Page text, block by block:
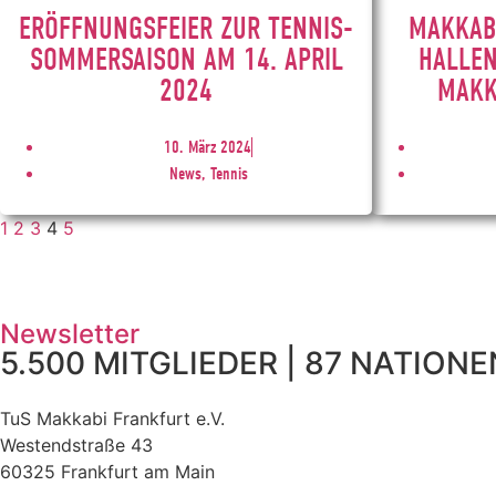
ERÖFFNUNGSFEIER ZUR TENNIS-
SOMMERSAISON AM 14. APRIL
2024
10. März 2024
News, Tennis
1 2 3 4 5
Newsletter
5.500 MITGLIEDER | 87
TuS Makkabi Frankfurt e.V.
Westendstraße 43
60325 Frankfurt am Main